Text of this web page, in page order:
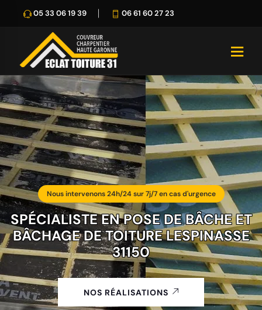
05 33 06 19 39 06 61 60 27 23
Nous intervenons 24h/24 sur 7j/7 en cas d'urgence
SPÉCIALISTE EN POSE DE BÂCHE ET
BÂCHAGE DE TOITURE LESPINASSE
31150
NOS RÉALISATIONS